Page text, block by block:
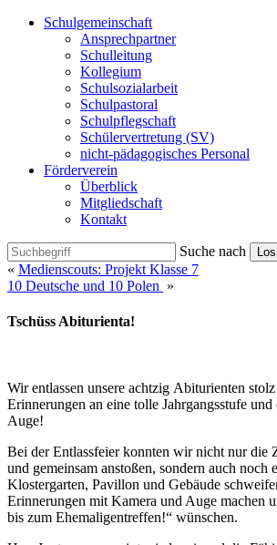
Schulgemeinschaft
Ansprechpartner
Schulleitung
Kollegium
Schulsozialarbeit
Schulpastoral
Schulpflegschaft
Schülervertretung (SV)
nicht-pädagogisches Personal
Förderverein
Überblick
Mitgliedschaft
Kontakt
Suche nach Los
« Medienscouts: Projekt Klasse 7
10 Deutsche und 10 Polen »
Tschüss Abiturienta!
Wir entlassen unsere achtzig Abiturienten
Erinnerungen an eine tolle Jahrgangsstufe
Auge!
Bei der Entlassfeier konnten wir nicht nur die
und gemeinsam anstoßen, sondern auch
Klostergarten, Pavillon und Gebäude
Erinnerungen mit Kamera und Auge machen
bis zum Ehemaligentreffen!“ wünschen.